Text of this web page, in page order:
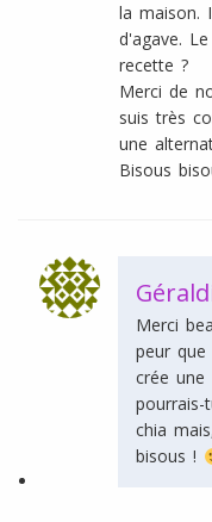
la maison.
d'agave.
recette ?
Merci de
suis très
une
Bisous
Merci
peur
crée
chia
bisous !